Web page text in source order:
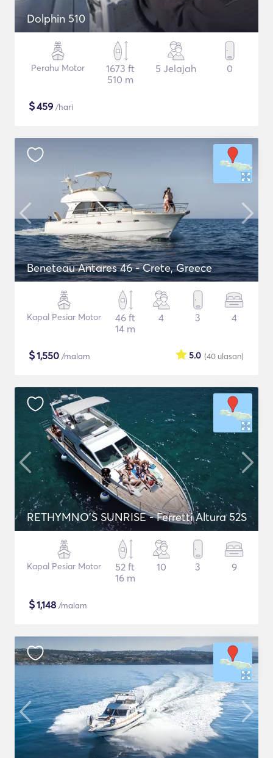
Dolphin 510
Perahu Motor
1673 ft
510 m
5 Jelajah 0
$459 /hari
Beneteau Antares 46 - Crete, Greece
Kapal Pesiar Motor
46 ft
14 m
4 3 4
$1,550 /malam (40 ulasan)
5.0
RETHYMNO'S SUNRISE - Ferretti Altura 52S
Kapal Pesiar Motor
52 ft
16 m
10 3 9
$1,148 /malam